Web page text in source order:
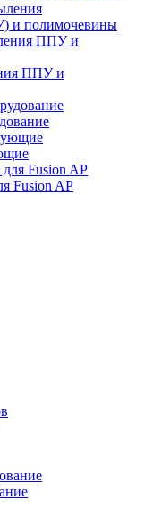
и полимочевины
ППУ и
Fusion AP